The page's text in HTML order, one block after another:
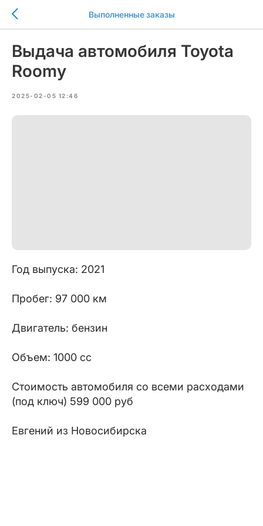
Выполненные заказы
Выдача автомобиля Toyota
Roomy
2025-02-05 12:46
Год выпуска: 2021
Пробег: 97 000 км
Двигатель: бензин
Объем: 1000 сс
Стоимость автомобиля со всеми расходами
(под ключ) 599 000 руб
Евгений из Новосибирска